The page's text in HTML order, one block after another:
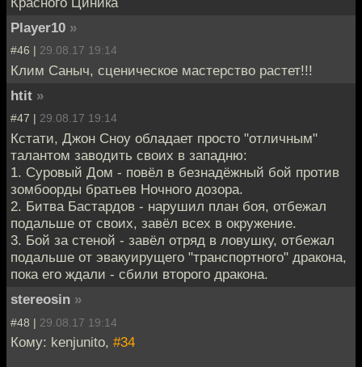
Player10 »
#46 | 29.08.17 19:14
Клим Саныч, сценическое мастерство растет!!!
htit »
#47 | 29.08.17 19:14
Кстати, Джон Сноу обладает просто "отличным"
талантом заводить своих в западню:
1. Суровый Дом - повёл в безнадёжный бой против
зомбоорды братьев Ночного дозора.
2. Битва Бастардов - нарушил план боя, отбежал
подальше от своих, завёл всех в окружение.
3. Бой за стеной - завёл отряд в ловушку, отбежал
подальше от эвакуирущего "транспортного" дракона,
пока его ждали - сбили второго дракона.
stereosin »
#48 | 29.08.17 19:14
Кому: kenjunito, #34